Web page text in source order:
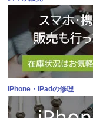
iPhone・iPadの修理